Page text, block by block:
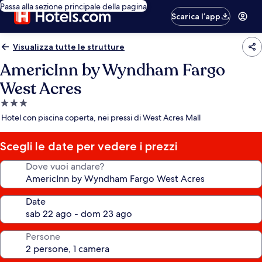
Passa alla sezione principale della pagina
Scarica l’app
Visualizza tutte le strutture
AmericInn by Wyndham Fargo
West Acres
Struttura
a
stelle
Hotel con piscina coperta, nei pressi di West Acres Mall
Scegli le date per vedere i prezzi
Dove vuoi andare?
Date
Persone